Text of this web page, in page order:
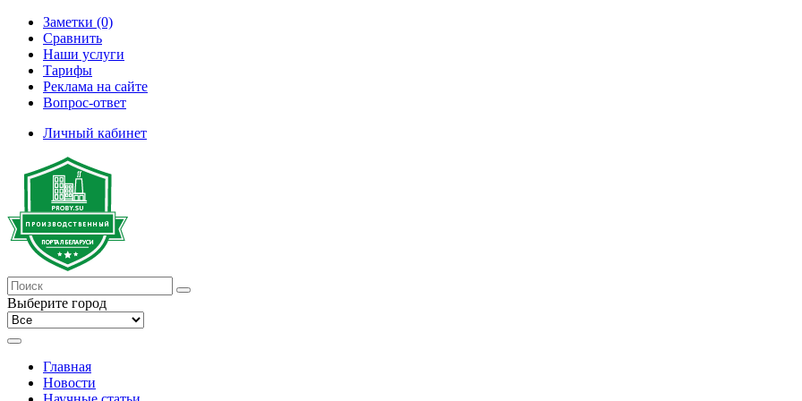
Заметки (0)
Сравнить
Наши услуги
Тарифы
Реклама на сайте
Вопрос-ответ
Личный кабинет
Выберите город
Главная
Новости